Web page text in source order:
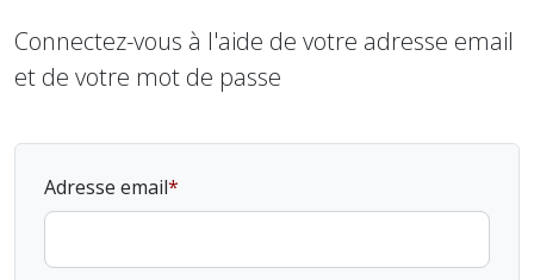
Connectez-vous à l'aide de votre adresse email
et de votre mot de passe
Adresse email